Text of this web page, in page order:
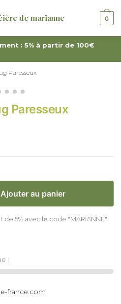
0
: 5% à partir de 100€
Paresseux
Paresseux
Ajouter au panier
5% avec le code "MARIANNE"
!